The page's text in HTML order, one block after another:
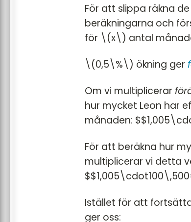
För att slippa räkna
beräkningarna och
för \(x\) antal
\(0,5\%\) ökning ger
Om vi multiplicerar
hur mycket Leon har
månaden:
För att beräkna hur
multiplicerar vi detta
Istället för att fortsätta
ger oss: